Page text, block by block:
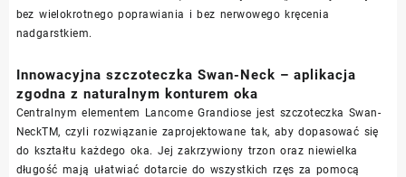
bez wielokrotnego poprawiania i bez nerwowego kręcenia
nadgarstkiem.
Innowacyjna szczoteczka Swan-Neck – aplikacja
zgodna z naturalnym konturem oka
Centralnym elementem Lancome Grandiose jest szczoteczka Swan-
NeckTM, czyli rozwiązanie zaprojektowane tak, aby dopasować się
do kształtu każdego oka. Jej zakrzywiony trzon oraz niewielka
długość mają ułatwiać dotarcie do wszystkich rzęs za pomocą